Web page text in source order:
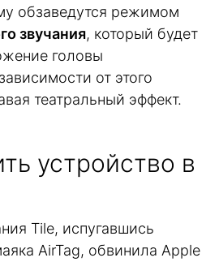
обзаведутся режимом
звучания, который будет
головы
от этого
театральный эффект.
устройство в
Tile, испугавшись
AirTag, обвинила Apple